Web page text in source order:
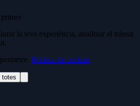
la teva experiència, analitzar el trànsit
Política de cookies
totes